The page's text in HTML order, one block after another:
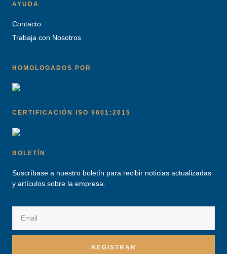
AYUDA
Contacto
Trabaja con Nosotros
HOMOLOGADOS POR
CERTIFICACIÓN ISO 9001:2015
BOLETÍN
Suscríbase a nuestro boletín para recibir noticias actualizadas
y artículos sobre la empresa.
REGISTRAR